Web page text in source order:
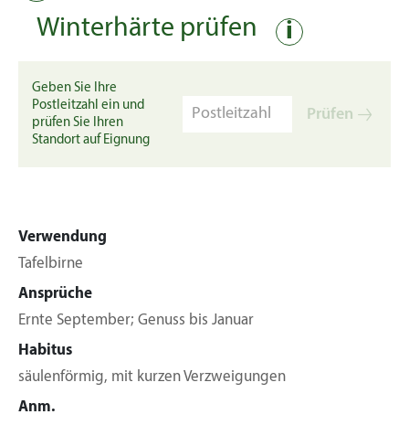
Winterhärte prüfen i
Geben Sie Ihre
Postleitzahl ein und
prüfen Sie Ihren
Standort auf Eignung
Prüfen
Verwendung
Tafelbirne
Ansprüche
Ernte September; Genuss bis Januar
Habitus
säulenförmig, mit kurzen Verzweigungen
Anm.